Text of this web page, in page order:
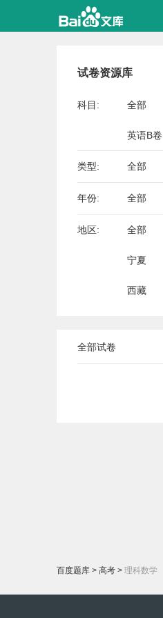
试卷资源库
科目: 全部
英语B卷
类型: 全部
年份: 全部
地区: 全部
宁夏
西藏
全部试卷
百度题库 > 高考 > 理科数学